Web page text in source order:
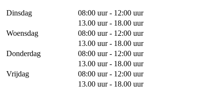
Dinsdag
08:00 uur - 12:00 uur
13.00 uur - 18.00 uur
Woensdag
08:00 uur - 12:00 uur
13.00 uur - 18.00 uur
Donderdag
08:00 uur - 12:00 uur
13.00 uur - 18.00 uur
Vrijdag
08:00 uur - 12:00 uur
13.00 uur - 18.00 uur